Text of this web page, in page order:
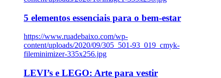
5 elementos essenciais para o bem-estar
https://www.ruadebaixo.com/wp-
content/uploads/2020/09/305_501-93_019_cmyk-
fileminimizer-335x256.jpg
LEVI’s e LEGO: Arte para vestir